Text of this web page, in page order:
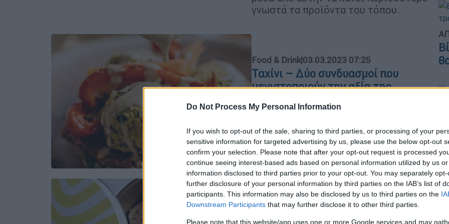
Do Not Process My Personal Information
If you wish to opt-out of the sale, sharing to third parties, or processing of your
sensitive information for targeted advertising by us, please use the below opt-out
confirm your selection. Please note that after your opt-out request is processed
continue seeing interest-based ads based on personal information utilized by us
information disclosed to third parties prior to your opt-out. You may separately
further disclosure of your personal information by third parties on the IAB’s list of
participants. This information may also be disclosed by us to third parties on the
Downstream Participants that may further disclose it to other third parties.
Please note that this website/app uses one or more Google services and may
γνωστά τα προϊόντα του τόπου.
Food & Drink|03.03.2023 07:25
Ταχίνι – Δύο συνδυασμοί που
μεγιστοποιούν την αξία της
του σουσαμιού για να αυξήσετε τη
βιολογική αξία των πρωτεϊνών του
Food & Drink|14.10.2022 08:05
Απίθανα, σπιτικά κράκερ - Με το